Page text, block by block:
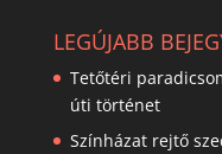
LEGÚJABB
Tetőtéri
úti történet
Színházat rejtő